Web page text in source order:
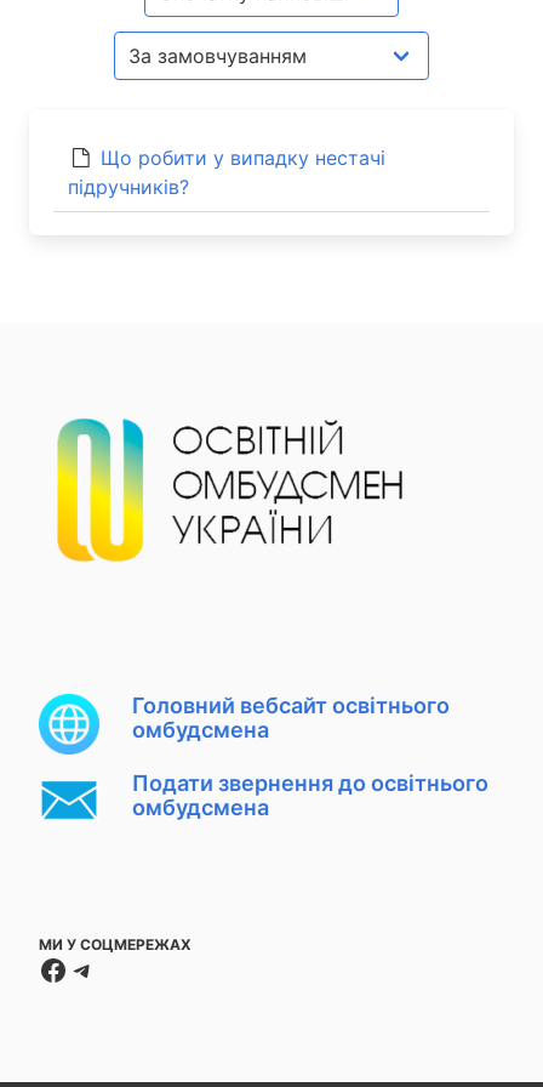
Що робити у випадку нестачі
підручників?
Головний вебсайт освітнього
омбудсмена
Подати звернення до освітнього
омбудсмена
МИ У СОЦМЕРЕЖАХ
Facebook
Telegram